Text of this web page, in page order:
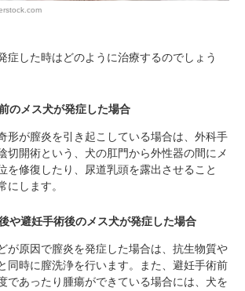
症した時はどのように治療するのでしょう
のメス犬が発症した場合
形が膣炎を引き起こしている場合は、外科手
切開術という、犬の肛門から外性器の間にメ
を修復したり、尿道乳頭を露出させること
にします。
や避妊手術後のメス犬が発症した場合
が原因で膣炎を発症した場合は、抗生物質や
同時に膣洗浄を行います。また、避妊手術前
であったり腫瘍ができている場合には、犬を
アプリをダウンロードする